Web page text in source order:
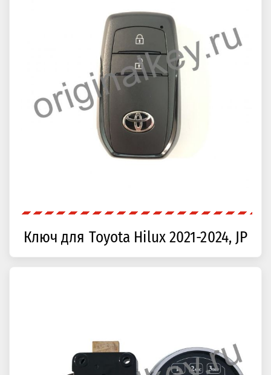
Ключ для Toyota Hilux 2021-2024, JP